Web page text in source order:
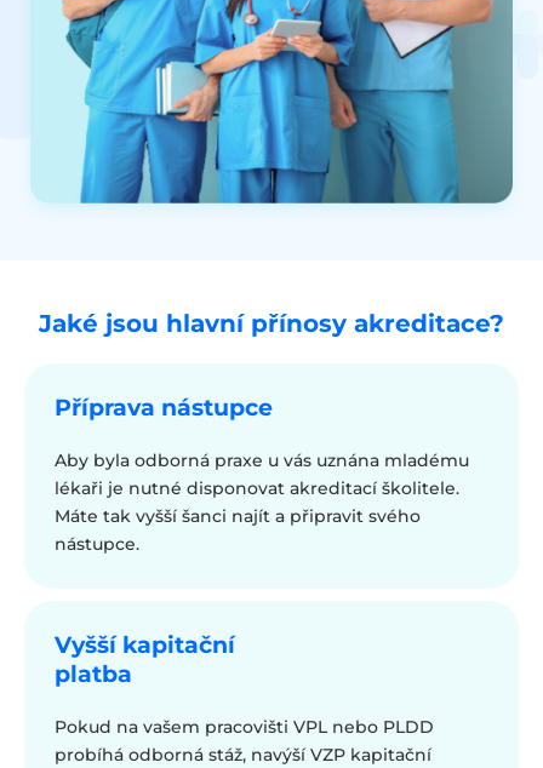
Jaké jsou hlavní přínosy akreditace?
Příprava nástupce
Aby byla odborná praxe u vás uznána mladému
lékaři je nutné disponovat akreditací školitele.
Máte tak vyšší šanci najít a připravit svého
nástupce.
Vyšší kapitační
platba
Pokud na vašem pracovišti VPL nebo PLDD
probíhá odborná stáž, navýší VZP kapitační